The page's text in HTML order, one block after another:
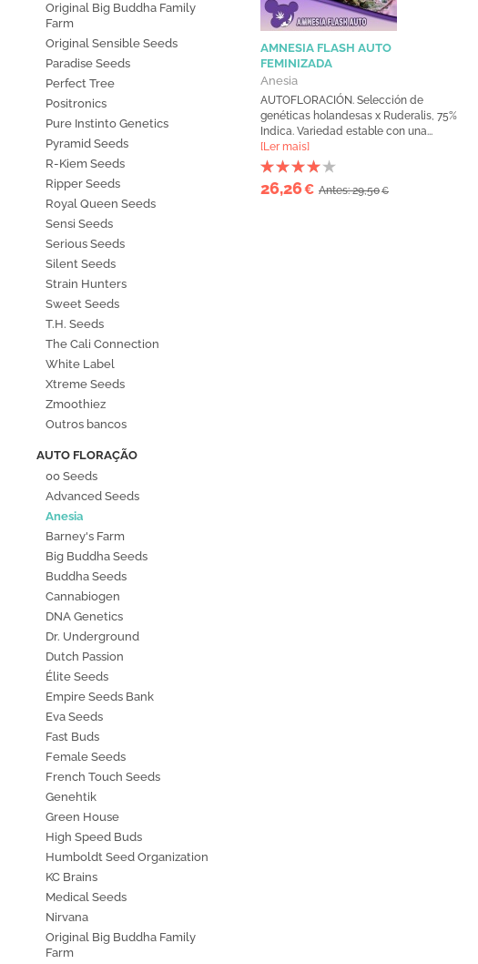
Original Big Buddha Family
Farm
Original Sensible Seeds
Paradise Seeds
Perfect Tree
Positronics
Pure Instinto Genetics
Pyramid Seeds
R-Kiem Seeds
Ripper Seeds
Royal Queen Seeds
Sensi Seeds
Serious Seeds
Silent Seeds
Strain Hunters
Sweet Seeds
T.H. Seeds
The Cali Connection
White Label
Xtreme Seeds
Zmoothiez
Outros bancos
AUTO FLORAÇÃO
00 Seeds
Advanced Seeds
Anesia
Barney's Farm
Big Buddha Seeds
Buddha Seeds
Cannabiogen
DNA Genetics
Dr. Underground
Dutch Passion
Élite Seeds
Empire Seeds Bank
Eva Seeds
Fast Buds
Female Seeds
French Touch Seeds
Genehtik
Green House
High Speed Buds
Humboldt Seed Organization
KC Brains
Medical Seeds
Nirvana
Original Big Buddha Family
Farm
AMNESIA FLASH AUTO
FEMINIZADA
Anesia
AUTOFLORACIÓN. Selección de
genéticas holandesas x Ruderalis, 75%
Indica. Variedad estable con una...
[Ler mais]
26,26€ Antes: 29,50€